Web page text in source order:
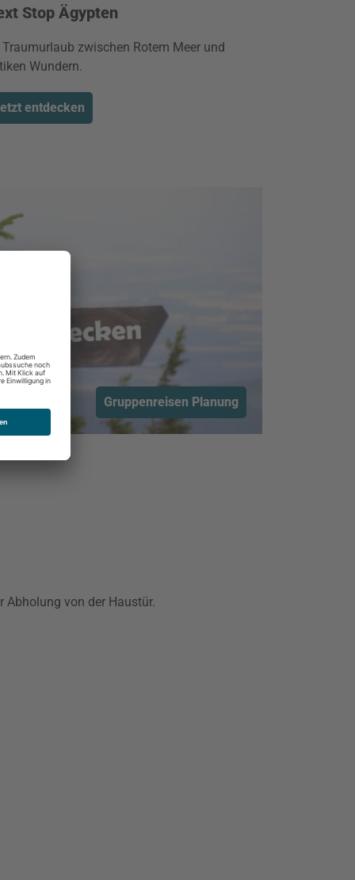
Stop Ägypten
Traumurlaub zwischen Rotem Meer und
Wundern.
entdecken
Gruppenreisen Planung
Abholung von der Haustür.